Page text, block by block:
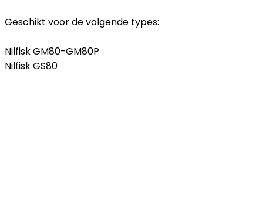
Geschikt voor de volgende types:
Nilfisk GM80-GM80P
Nilfisk GS80